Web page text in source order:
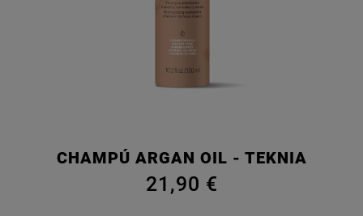
CHAMPÚ ARGAN OIL - TEKNIA
21,90 €